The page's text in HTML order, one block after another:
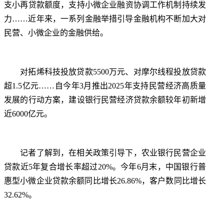
支小再贷款额度，支持小微企业融资协调工作机制持续发
力……近年来，一系列金融举措引导金融机构不断加大对
民营、小微企业的金融供给。
对拓烯科技投放贷款5500万元、对摩尔线程投放贷款
超1.5亿元……自今年3月推出2025年支持民营经济高质量
发展的行动方案，建设银行民营经济贷款余额较年初新增
近6000亿元。
记者了解到，在相关政策引导下，农业银行民营企业
贷款近5年复合增长率超过20%。今年6月末，中国银行普
惠型小微企业贷款余额同比增长26.86%，客户数同比增长
32.62%。